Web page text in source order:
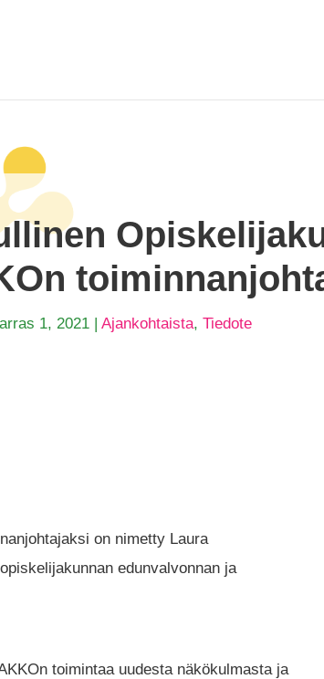
1, 2021 |Ajankohtaista,Tiedote
on nimetty Laura
edunvalvonnan ja
toimintaa uudesta näkökulmasta ja